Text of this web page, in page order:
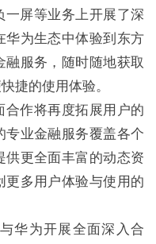
一屏等业务上开展了深
华为生态中体验到东方
服务，随时随地获取
捷的使用体验。
作将再度拓展用户的
业金融服务覆盖各个
供更全面丰富的动态资
多用户体验与使用的
华为开展全面深入合